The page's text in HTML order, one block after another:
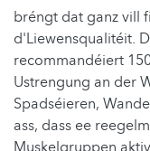
bréngt dat ganz vill
d'Liewensqualitéit.
recommandéiert
Ustrengung an der
Spadséieren,
ass, dass ee